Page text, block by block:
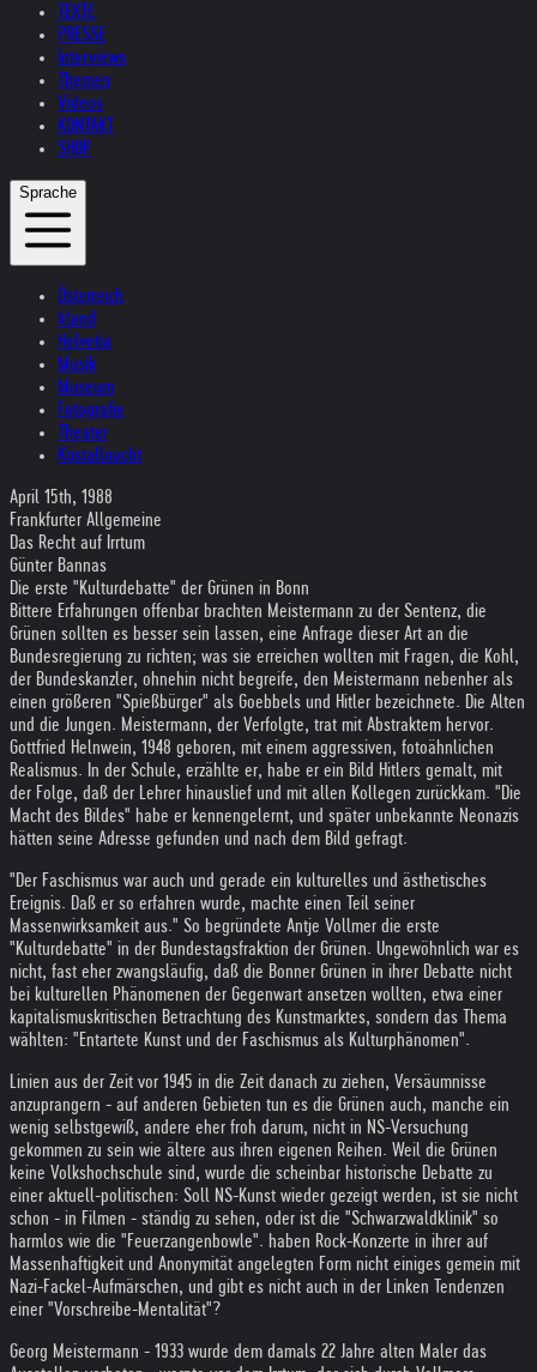
TEXTE
PRESSE
Interviews
Themen
Videos
KONTAKT
SHOP
Sprache
Österreich
Irland
Helvetia
Musik
Museum
Fotografie
Theater
Kristallnacht
April 15th, 1988
Frankfurter Allgemeine
Das Recht auf Irrtum
Günter Bannas
Die erste "Kulturdebatte" der Grünen in Bonn
Bittere Erfahrungen offenbar brachten Meistermann zu der Sentenz, die
Grünen sollten es besser sein lassen, eine Anfrage dieser Art an die
Bundesregierung zu richten; was sie erreichen wollten mit Fragen, die Kohl,
der Bundeskanzler, ohnehin nicht begreife, den Meistermann nebenher als
einen größeren "Spießbürger" als Goebbels und Hitler bezeichnete. Die Alten
und die Jungen. Meistermann, der Verfolgte, trat mit Abstraktem hervor.
Gottfried Helnwein, 1948 geboren, mit einem aggressiven, fotoähnlichen
Realismus. In der Schule, erzählte er, habe er ein Bild Hitlers gemalt, mit
der Folge, daß der Lehrer hinauslief und mit allen Kollegen zurückkam. "Die
Macht des Bildes" habe er kennengelernt, und später unbekannte Neonazis
hätten seine Adresse gefunden und nach dem Bild gefragt.
"Der Faschismus war auch und gerade ein kulturelles und ästhetisches
Ereignis. Daß er so erfahren wurde, machte einen Teil seiner
Massenwirksamkeit aus." So begründete Antje Vollmer die erste
"Kulturdebatte" in der Bundestagsfraktion der Grünen. Ungewöhnlich war es
nicht, fast eher zwangsläufig, daß die Bonner Grünen in ihrer Debatte nicht
bei kulturellen Phänomenen der Gegenwart ansetzen wollten, etwa einer
kapitalismuskritischen Betrachtung des Kunstmarktes, sondern das Thema
wählten: "Entartete Kunst und der Faschismus als Kulturphänomen".
Linien aus der Zeit vor 1945 in die Zeit danach zu ziehen, Versäumnisse
anzuprangern - auf anderen Gebieten tun es die Grünen auch, manche ein
wenig selbstgewiß, andere eher froh darum, nicht in NS-Versuchung
gekommen zu sein wie ältere aus ihren eigenen Reihen. Weil die Grünen
keine Volkshochschule sind, wurde die scheinbar historische Debatte zu
einer aktuell-politischen: Soll NS-Kunst wieder gezeigt werden, ist sie nicht
schon - in Filmen - ständig zu sehen, oder ist die "Schwarzwaldklinik" so
harmlos wie die "Feuerzangenbowle". haben Rock-Konzerte in ihrer auf
Massenhaftigkeit und Anonymität angelegten Form nicht einiges gemein mit
Nazi-Fackel-Aufmärschen, und gibt es nicht auch in der Linken Tendenzen
einer "Vorschreibe-Mentalität"?
Georg Meistermann - 1933 wurde dem damals 22 Jahre alten Maler das